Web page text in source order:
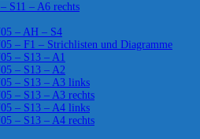
S11 – A6 rechts
– AH – S4
– F1 – Strichlisten und Diagramme
– S13 – A1
– S13 – A2
– S13 – A3 links
– S13 – A3 rechts
– S13 – A4 links
– S13 – A4 rechts